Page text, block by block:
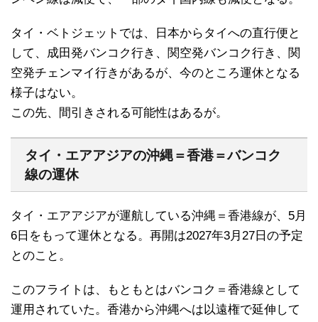
タイ・ベトジェットでは、日本からタイへの直行便と
して、成田発バンコク行き、関空発バンコク行き、関
空発チェンマイ行きがあるが、今のところ運休となる
様子はない。
この先、間引きされる可能性はあるが。
タイ・エアアジアの沖縄＝香港＝バンコク
線の運休
タイ・エアアジアが運航している沖縄＝香港線が、5月
6日をもって運休となる。再開は2027年3月27日の予定
とのこと。
このフライトは、もともとはバンコク＝香港線として
運用されていた。香港から沖縄へは以遠権で延伸して